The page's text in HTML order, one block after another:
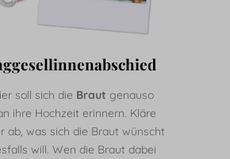
soll sich die Braut genauso
ihre Hochzeit erinnern. Kläre
ab, was sich die Braut wünscht
will. Wen die Braut dabei